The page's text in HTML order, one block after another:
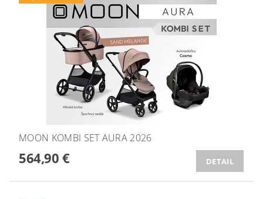
MOON KOMBI SET AURA 2026
564,90 € DETAIL